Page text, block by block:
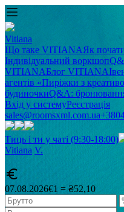
Vitiana
Що таке VITIANAЯк
Індивідуальний воркшоп
VITIANAБлог VITIANA
агентів «Пиріжки з
будиночкиQ&A: бронювання
Вхід у системуРеєстрація
sales@roomsxml.com.ua
Тиць і ти у чаті (9:30-18:00)
Vitiana V.
07.08.2026€1 = ₴52,10